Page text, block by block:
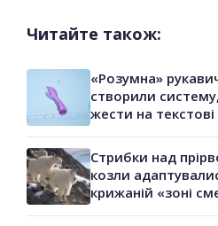
Читайте також:
«Розумна»
створили
жести на
Стрибки над
козли
крижаній «зоні